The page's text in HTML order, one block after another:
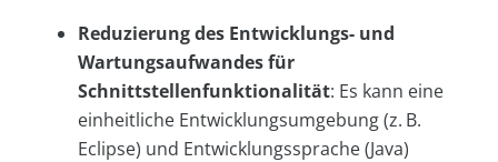
Reduzierung des Entwicklungs- und
Wartungsaufwandes für
Schnittstellenfunktionalität: Es kann eine
einheitliche Entwicklungsumgebung (z. B.
Eclipse) und Entwicklungssprache (Java)